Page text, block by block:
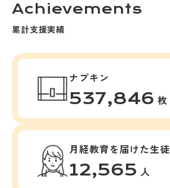
Achievements
累計支援実績
ナプキン
537,846 枚
月経教育を届けた生徒
12,565 人